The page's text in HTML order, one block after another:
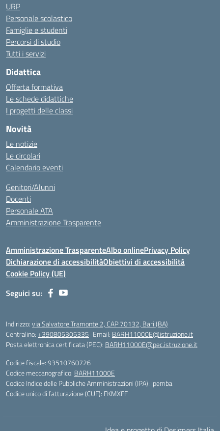
URP
Personale scolastico
Famiglie e studenti
Percorsi di studio
Tutti i servizi
Didattica
Offerta formativa
Le schede didattiche
I progetti delle classi
Novità
Le notizie
Le circolari
Calendario eventi
Genitori/Alunni
Docenti
Personale ATA
Amministrazione Trasparente
Amministrazione TrasparenteAlbo onlinePrivacy Policy
Dichiarazione di accessibilitàObiettivi di accessibilità
Cookie Policy (UE)
Seguici su:
Indirizzo:via Salvatore Tramonte 2, CAP 70132, Bari (BA)
Centralino:+390805305335 Email: BARH11000E@istruzione.it
Posta elettronica certificata (PEC): BARH11000E@pec.istruzione.it
Codice fiscale: 93510760726
Codice meccanografico: BARH11000E
Codice Indice delle Pubbliche Amministrazioni (IPA): ipemba
Codice unico di fatturazione (CUF): FKMXFF